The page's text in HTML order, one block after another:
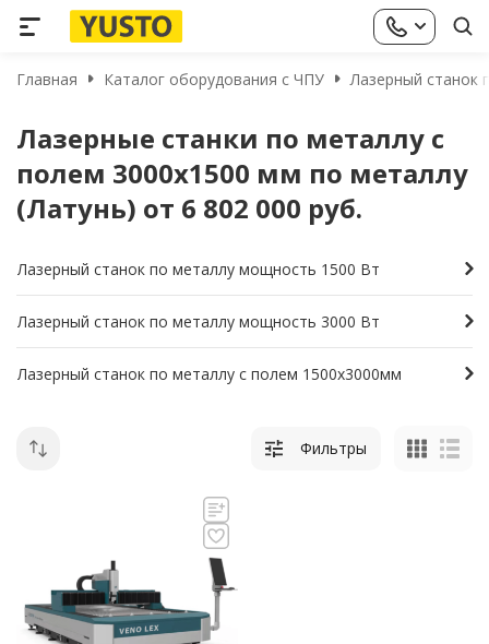
Главная Каталог оборудования с ЧПУ Лазерный станок
Лазерные станки по металлу с
полем 3000х1500 мм по металлу
(Латунь) от 6 802 000 руб.
Лазерный станок по металлу мощность 1500 Вт
Лазерный станок по металлу мощность 3000 Вт
Лазерный станок по металлу с полем 1500х3000мм
Фильтры